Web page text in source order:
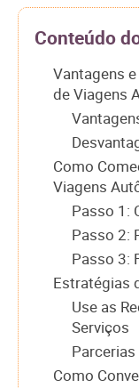
Conteúdo
Vantagens
de Viagens
Como
Viagens
Passo 1:
Passo 2:
Passo 3:
Estratégias
Use as
Serviços
Como